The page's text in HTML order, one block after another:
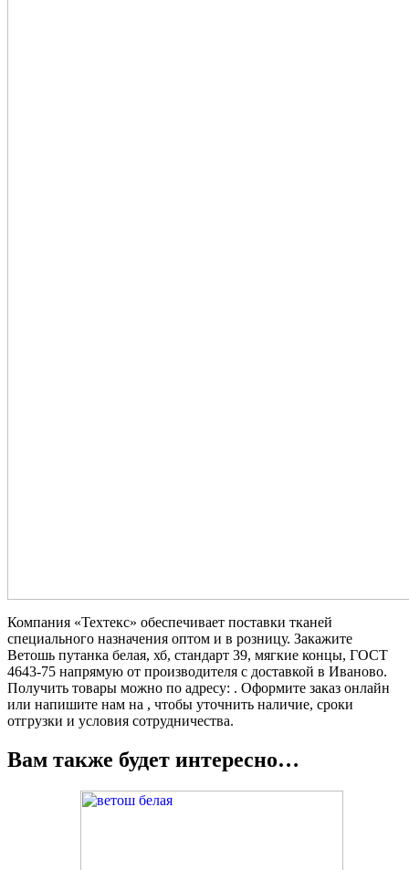
Компания «Техтекс» обеспечивает поставки тканей
специального назначения оптом и в розницу. Закажите
Ветошь путанка белая, хб, стандарт 39, мягкие концы, ГОСТ
4643-75 напрямую от производителя с доставкой в Иваново.
Получить товары можно по адресу: . Оформите заказ онлайн
или напишите нам на , чтобы уточнить наличие, сроки
отгрузки и условия сотрудничества.
Вам также будет интересно…